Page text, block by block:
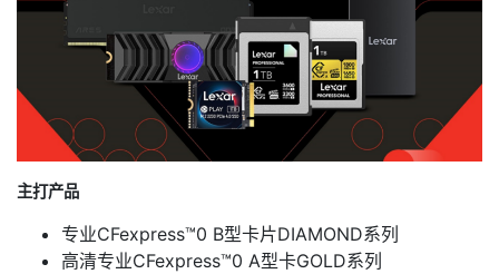
主打产品
专业CFexpress™0 B型卡片DIAMOND系列
高清专业CFexpress™0 A型卡GOLD系列